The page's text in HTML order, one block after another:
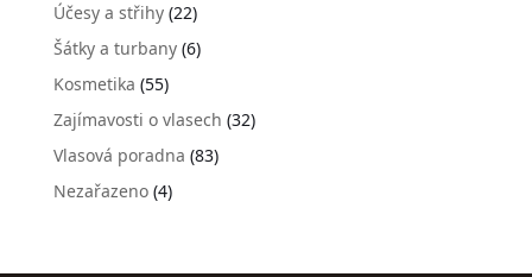
Účesy a střihy(22)
Šátky a turbany(6)
Kosmetika (55)
Zajímavosti o vlasech (32)
Vlasová poradna (83)
Nezařazeno(4)